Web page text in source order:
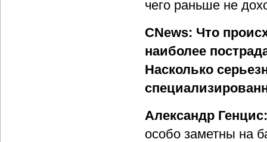
чего раньше не
CNews: Что
наиболее
Насколько
Александр Генцис:
особо заметны на